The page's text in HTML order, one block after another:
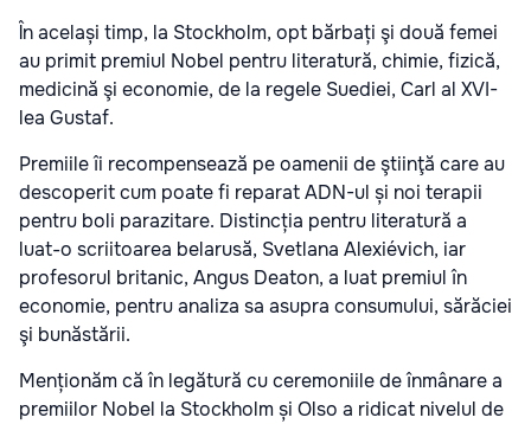
În același timp, la Stockholm, opt bărbați şi două femei
au primit premiul Nobel pentru literatură, chimie, fizică,
medicină şi economie, de la regele Suediei, Carl al XVI-
lea Gustaf.
Premiile îi recompensează pe oamenii de ştiinţă care au
descoperit cum poate fi reparat ADN-ul și noi terapii
pentru boli parazitare. Distincția pentru literatură a
luat-o scriitoarea belarusă, Svetlana Alexiévich, iar
profesorul britanic, Angus Deaton, a luat premiul în
economie, pentru analiza sa asupra consumului, sărăciei
şi bunăstării.
Menționăm că în legătură cu ceremoniile de înmânare a
premiilor Nobel la Stockholm și Olso a ridicat nivelul de